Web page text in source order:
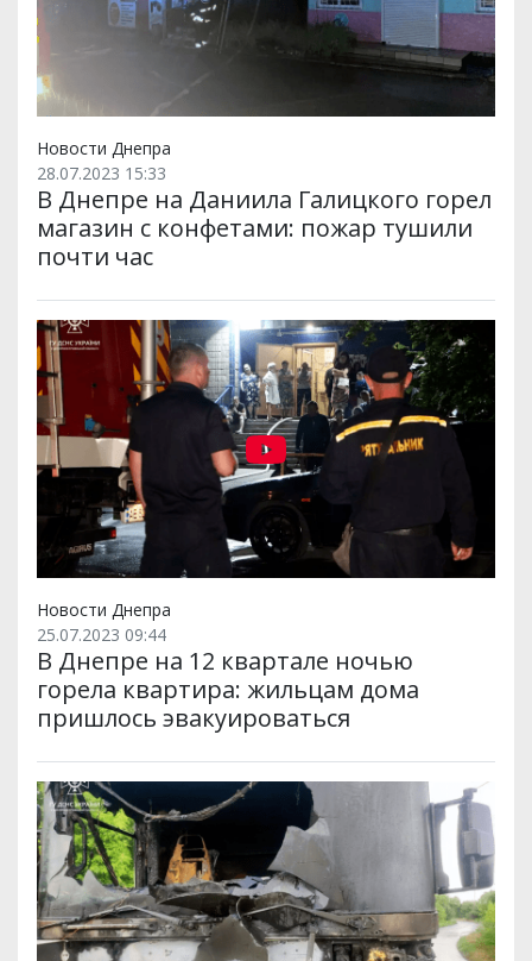
Новости Днепра
28.07.2023 15:33
В Днепре на Даниила Галицкого горел
магазин с конфетами: пожар тушили
почти час
Новости Днепра
25.07.2023 09:44
В Днепре на 12 квартале ночью
горела квартира: жильцам дома
пришлось эвакуироваться